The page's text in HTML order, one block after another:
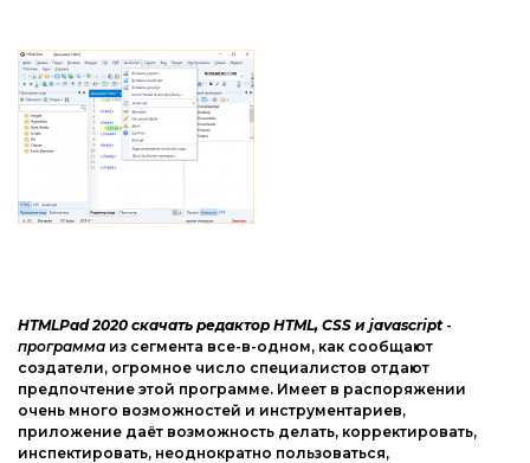
HTMLPad 2020 скачать редактор HTML, CSS и javascript-
программа из сегмента все-в-одном, как сообщают
создатели, огромное число специалистов отдают
предпочтение этой программе. Имеет в распоряжении
очень много возможностей и инструментариев,
приложение даёт возможность делать, корректировать,
инспектировать, неоднократно пользоваться,